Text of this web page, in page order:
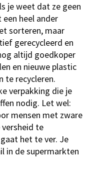
je weet dat ze geen
heel ander
sorteren, maar
gerecycleerd en
altijd goedkoper
en nieuwe plastic
te recycleren.
verpakking die je
nodig. Let wel:
mensen met zware
te
het te ver. Je
in de supermarkten